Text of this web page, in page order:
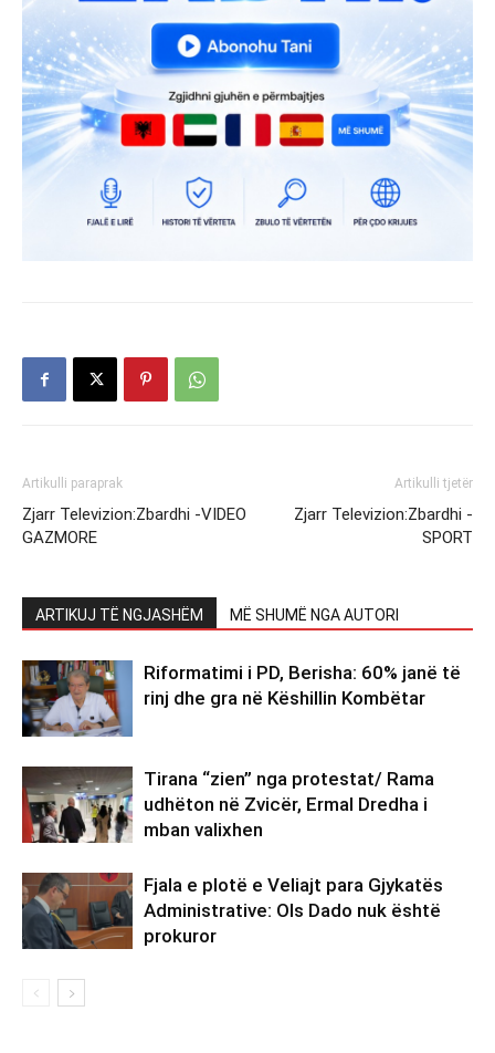
Artikulli paraprak
Zjarr Televizion:Zbardhi -VIDEO
GAZMORE
Artikulli tjetër
Zjarr Televizion:Zbardhi -
SPORT
ARTIKUJ TË NGJASHËM MË SHUMË NGA AUTORI
Riformatimi i PD, Berisha: 60% janë të
rinj dhe gra në Këshillin Kombëtar
Tirana “zien” nga protestat/ Rama
udhëton në Zvicër, Ermal Dredha i
mban valixhen
Fjala e plotë e Veliajt para Gjykatës
Administrative: Ols Dado nuk është
prokuror